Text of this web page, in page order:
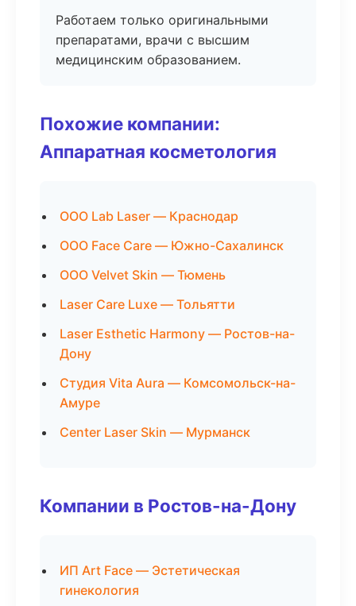
Работаем только оригинальными
препаратами, врачи с высшим
медицинским образованием.
Похожие компании:
Аппаратная косметология
ООО Lab Laser — Краснодар
ООО Face Care — Южно-Сахалинск
ООО Velvet Skin — Тюмень
Laser Care Luxe — Тольятти
Laser Esthetic Harmony — Ростов-на-
Дону
Студия Vita Aura — Комсомольск-на-
Амуре
Center Laser Skin — Мурманск
Компании в Ростов-на-Дону
ИП Art Face — Эстетическая
гинекология